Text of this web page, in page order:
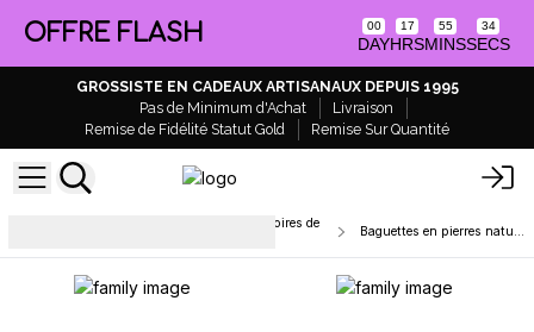
OFFRE FLASH 00
DAY
17
HRS
55
MINS
33
SECS
GROSSISTE EN CADEAUX ARTISANAUX DEPUIS 1995
Pas de Minimum d'Achat
Livraison
Remise de Fidélité Statut Gold
Remise Sur Quantité
Outils Spirituels, Runes & Accessoires de
Baguettes en pierres naturelles